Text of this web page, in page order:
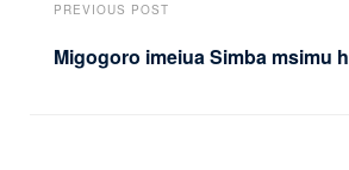
PREVIOUS POST
Migogoro imeiua Simba msimu